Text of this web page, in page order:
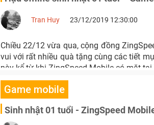
Tran Huy 23/12/2019 12:30:00
Chiều 22/12 vừa qua, cộng đồng
vui với rất nhiều quà tặng cùng các tiết
này kể từ khi ZingSpeed Mobile có mặt tại
Game mobile
Sinh nhật 01 tuổi - ZingSpeed